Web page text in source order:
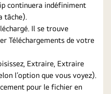
continuera indéfiniment
tâche).
Il se trouve
Téléchargements de votre
Extraire, Extraire
l’option que vous voyez).
pour le fichier en